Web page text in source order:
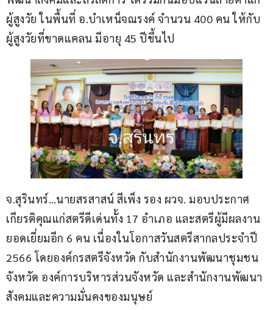
ผู้สูงวัย ในพื้นที่ อ.บำเหน็จณรงค์ จำนวน 400 คน ให้กับ
ผู้สูงวัยที่ขาดแคลน มีอายุ 45 ปีขึ้นไป
จ.สุรินทร์…นายสรสาสน์ สีเพ็ง รอง ผวจ. มอบประกาศ
เกียรติคุณแก่สตรีดีเด่นทั้ง 17 อำเภอ และสตรีผู้มีผลงาน
ยอดเยี่ยมอีก 6 คน เนื่องในโอกาสวันสตรีสากลประจำปี
2566 โดยองค์กรสตรีจังหวัด กับสำนักงานพัฒนาชุมชน
จังหวัด องค์การบริหารส่วนจังหวัด และสำนักงานพัฒนา
สังคมและความมั่นคงของมนุษย์